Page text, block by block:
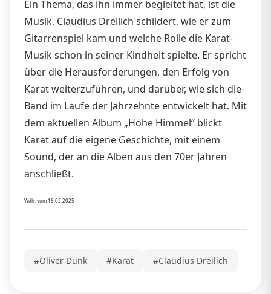
Ein Thema, das ihn immer begleitet hat, ist die
Musik. Claudius Dreilich schildert, wie er zum
Gitarrenspiel kam und welche Rolle die Karat-
Musik schon in seiner Kindheit spielte. Er spricht
über die Herausforderungen, den Erfolg von
Karat weiterzuführen, und darüber, wie sich die
Band im Laufe der Jahrzehnte entwickelt hat. Mit
dem aktuellen Album „Hohe Himmel“ blickt
Karat auf die eigene Geschichte, mit einem
Sound, der an die Alben aus den 70er Jahren
anschließt.
Wdh. vom 16.02.2025
#Oliver Dunk #Karat #Claudius Dreilich